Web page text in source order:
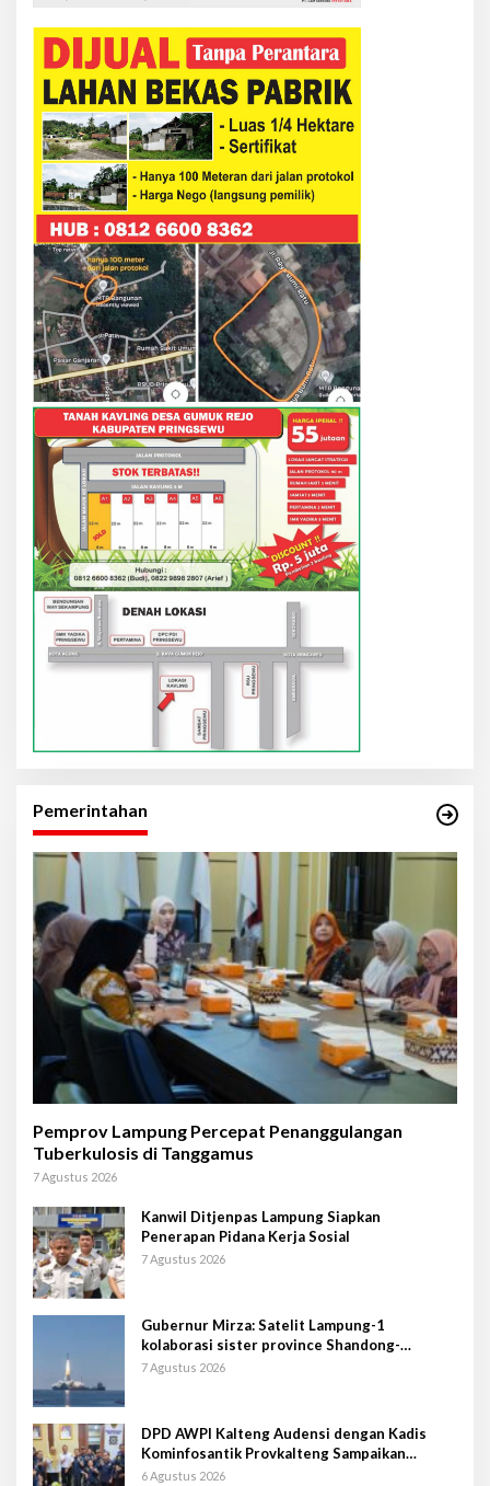
Pemerintahan
Pemprov Lampung Percepat Penanggulangan
Tuberkulosis di Tanggamus
7 Agustus 2026
Kanwil Ditjenpas Lampung Siapkan
Penerapan Pidana Kerja Sosial
7 Agustus 2026
Gubernur Mirza: Satelit Lampung-1
kolaborasi sister province Shandong-
Lampung
7 Agustus 2026
DPD AWPI Kalteng Audensi dengan Kadis
Kominfosantik Provkalteng Sampaikan
Rencana Kongnas II AWPI se-Indonesia
6 Agustus 2026